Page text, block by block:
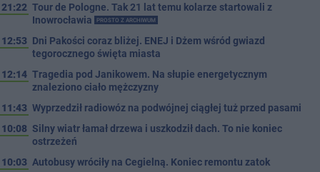
21:22 Tour de Pologne. Tak 21 lat temu kolarze startowali z
Inowrocławia
PROSTO Z ARCHIWUM
12:53 Dni Pakości coraz bliżej. ENEJ i Dżem wśród gwiazd
tegorocznego święta miasta
12:14 Tragedia pod Janikowem. Na słupie energetycznym
znaleziono ciało mężczyzny
11:43 Wyprzedził radiowóz na podwójnej ciągłej tuż przed pasami
10:08 Silny wiatr łamał drzewa i uszkodził dach. To nie koniec
ostrzeżeń
10:03 Autobusy wróciły na Cegielną. Koniec remontu zatok